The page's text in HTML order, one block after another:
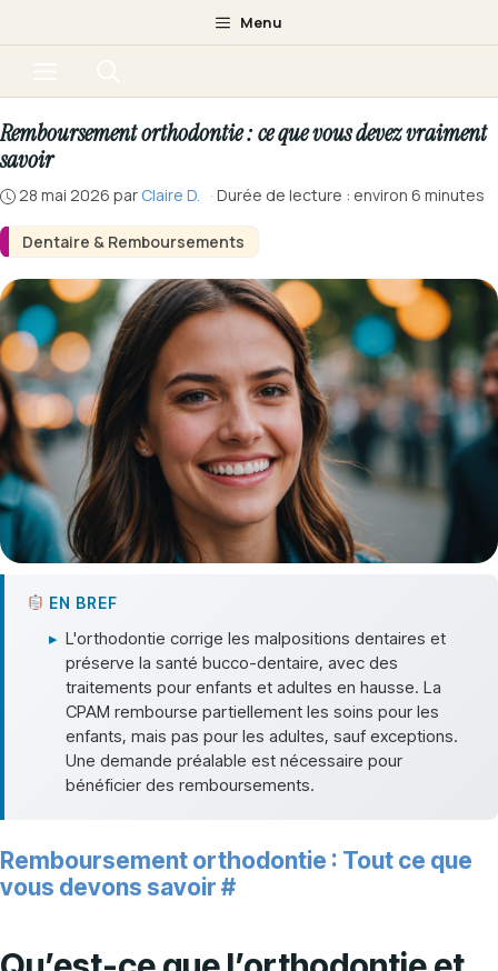
au
Menu
Dentaire & Remboursements
Remboursement orthodontie : ce que vous devez vraiment
savoir
28 mai 2026 par Claire D. · Durée de lecture : environ 6 minutes
EN BREF
▸ L'orthodontie corrige les malpositions dentaires et
préserve la santé bucco-dentaire, avec des
traitements pour enfants et adultes en hausse. La
CPAM rembourse partiellement les soins pour les
enfants, mais pas pour les adultes, sauf exceptions.
Une demande préalable est nécessaire pour
bénéficier des remboursements.
Remboursement orthodontie : Tout ce que
vous devons savoir #